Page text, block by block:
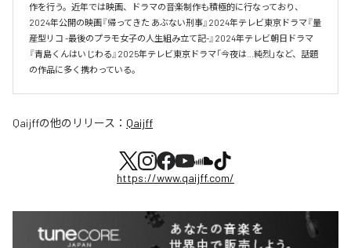
作を行う。近年では映画、ドラマの音楽制作も積極的に行なっており、
2024年公開の映画『帰ってきた あぶない刑事』2024年テレビ東京ドラマ『量
産型リコ -最後のプラモ女子の人生組み立て記-』2024年テレビ朝日ドラマ
『青島くんはいじわる』2025年テレビ東京ドラマ「今夜は…純烈」など、話題
の作品に多く携わっている。
Qaijffの他のリリース： Qaijff
https://www.qaijff.com/